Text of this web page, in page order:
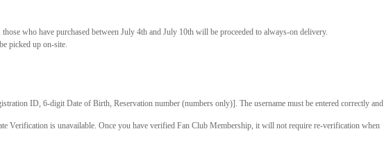
who have purchased between July 4th and July 10th will be proceeded to always-on delivery.
picked up on-site.
ID, 6-digit Date of Birth, Reservation number (numbers only)]. The username must be entered correctly and
Verification is unavailable. Once you have verified Fan Club Membership, it will not require re-verification when